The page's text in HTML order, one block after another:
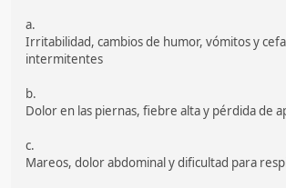
a.
Irritabilidad, cambios de humor, vómitos y
intermitentes
b.
Dolor en las piernas, fiebre alta y pérdida de
c.
Mareos, dolor abdominal y dificultad para